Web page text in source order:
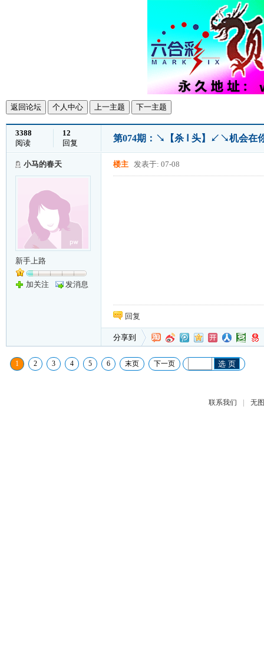
返回论坛 个人中心 上一主题 下一主题
3388
阅读
12
回复
第074期：↘【杀 Ⅰ 头】↙↘机会在
小马的春天
新手上路
加关注 发消息
楼主 发表于: 07-08
回复
分享到
1 2 3 4 5 6 末页 下一页 选 页
联系我们 | 无